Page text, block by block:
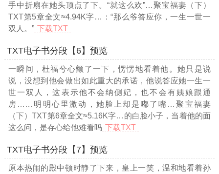
手中折扇在她头顶点了下。“就这么欢”…聚宝福妻（下）
TXT第5章全文≈4.94K字… ：“那么爷答应你，一生一世一
双人。” 下载TXT
TXT电子书分段【6】预览
一瞬间，杜福兮心颤了一下，愣愣地看着他。她只是说
说，没想到他会做出如此重大的承诺，他说答应她一生一
世一双人，这表示他不会纳侧妃，也不会有姨娘跟通
房……明明心里激动，她脸上却是嘟了嘴 …聚宝福妻
（下）TXT第6章全文≈5.16K字… 的白脸小子，当着他的面
这么问，是存心给他难看吗 下载TXT
TXT电子书分段【7】预览
原本热闹的殿中顿时静了下来，皇上一笑，温和地看着孙